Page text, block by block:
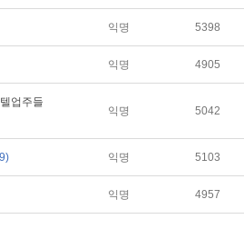
익명 5398
익명 4905
업주들
익명 5042
익명 5103
익명 4957